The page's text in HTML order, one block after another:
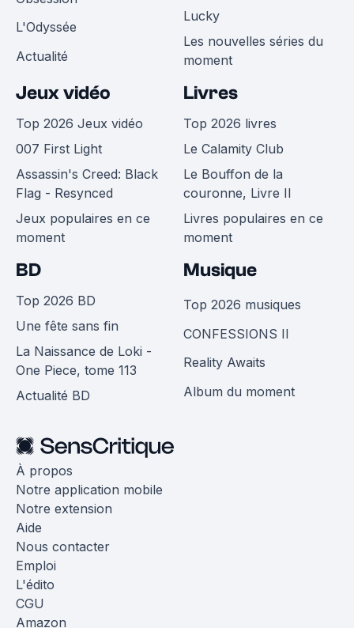
L'Odyssée
Actualité
Lucky
Les nouvelles séries du
moment
Jeux vidéo
Top 2026 Jeux vidéo
007 First Light
Assassin's Creed: Black
Flag - Resynced
Jeux populaires en ce
moment
Livres
Top 2026 livres
Le Calamity Club
Le Bouffon de la
couronne, Livre II
Livres populaires en ce
moment
BD
Top 2026 BD
Une fête sans fin
La Naissance de Loki -
One Piece, tome 113
Actualité BD
Musique
Top 2026 musiques
CONFESSIONS II
Reality Awaits
Album du moment
À propos
Notre application mobile
Notre extension
Aide
Nous contacter
Emploi
L'édito
CGU
Amazon